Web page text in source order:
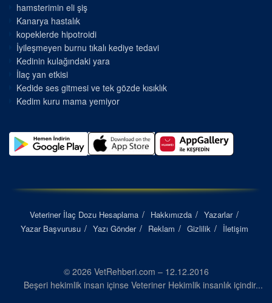
hamsterimin eli şiş
Kanarya hastalık
kopeklerde hipotroidi
İyileşmeyen burnu tıkalı kediye tedavi
Kedinin kulağındaki yara
İlaç yan etkisi
Kedide ses gitmesi ve tek gözde kısıklık
Kedim kuru mama yemiyor
Veteriner İlaç Dozu Hesaplama Hakkımızda
Yazarlar
Yazar Başvurusu
Yazı Gönder Reklam Gizlilik İletişim
© 2026 VetRehberi.com – 12.12.2016
Beşeri hekimlik insan içinse Veteriner Hekimlik insanlık içindir...